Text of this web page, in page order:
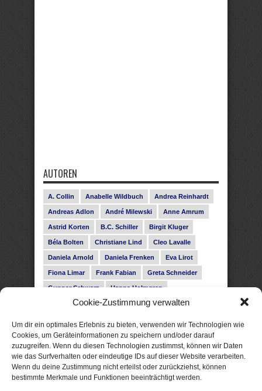
Cookie-Zustimmung verwalten
Um dir ein optimales Erlebnis zu bieten, verwenden wir Technologien wie
Cookies, um Geräteinformationen zu speichern und/oder darauf
zuzugreifen. Wenn du diesen Technologien zustimmst, können wir Daten
wie das Surfverhalten oder eindeutige IDs auf dieser Website verarbeiten.
Wenn du deine Zustimmung nicht erteilst oder zurückziehst, können
bestimmte Merkmale und Funktionen beeinträchtigt werden.
AUTOREN
A. Collin Anabelle Wildbuch Andrea Reinhardt
Andreas Adlon André Milewski Anne Amrum
Astrid Korten B.C. Schiller Birgit Kluger
Béla Bolten Christiane Lind Cleo Lavalle
Daniela Arnold Daniela Frenken Eva Lirot
Fiona Limar Frank Fabian Greta Schneider
Gunnar Schwarz Hanna Holmgren
Heike Fröhling Ina Glahe Ivo Pala J. Vellguth
Leonie Haubrich Lilly Labord Livia Pipes
Malin Blunk Marcus Hünnebeck Martin Krist
Melisa Schwermer Nele Bruun Nika Lubitsch
Noah Fitz Nora Amelie René Junge